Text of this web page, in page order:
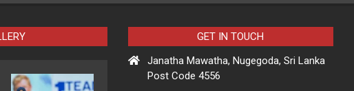
GET IN TOUCH
Janatha Mawatha, Nugegoda, Sri Lanka
Post Code 4556